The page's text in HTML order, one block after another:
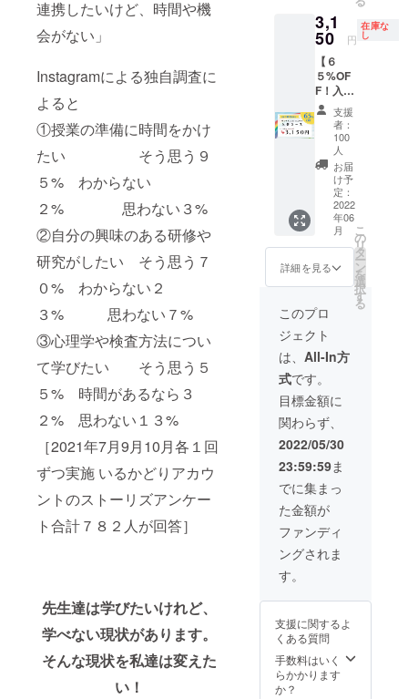
連携したいけど、時間や機
会がない」
Instagramによる独自調査に
よると
①授業の準備に時間をかけ
たい そう思う９
５% わからない
２% 思わない３%
②自分の興味のある研修や
研究がしたい そう思う７
０% わからない２
３% 思わない７%
③心理学や検査方法につい
て学びたい そう思う５
５% 時間があるなら３
２% 思わない１３%
［2021年7月9月10月各１回
ずつ実施 いるかどりアカウ
ントのストーリズアンケー
ト合計７８２人が回答］
先生達は学びたいけれど、
学べない現状があります。
そんな現状を私達は変えた
い！
ルを送
付しま
す。
【確認
事項】
■入会登
録〜承
認後か
らコ
ミュニ
ティを
活用で
きま
す。
（入会
2022年
6月1
日〜6月
12日）
3000円
がかか
す。 ②
心を込
めたお
礼メー
ルをご
送付
【提供
方法】
①メー
ルにて
入会専
用URL
を送信
す。 ②
メール
礼メー
ルを送
付しま
す。
事項】
■入会登
録〜承
認後か
らコ
ミュニ
ティを
活用で
きま
す。
（入会
手続き
期限
日〜6月
12日）
ていき
ます。
→掲載
期間２
０２２
年６月
中旬〜
２０２
３年３
月３１
日まで
②心を
込めた
お礼
メール
をご送
付 ③空
に架か
ル １
セット
を１
センチ
以内の
円形 ④
空に架
かる橋
ター
A4サイ
方形ポ
スター
枚 ⑤い
ン色紙
１
枚 １
５セン
チ以内
の正方
3,1
50 円
在庫な
し
【６
５%OF
F！入会
コー
ス】 先
着１０
０名６
５%OF
F！ ①
先行入
会で必
ず入会
可能 ★
空に架
かる橋
ミュニ
約３ヶ
月間
（9000
円
→3150
円）で
活用で
きま
※2022
年6月
&7月&8
月
※2022
年9月1
日から
がかか
りま
す。 ②
心を込
めたお
礼メー
支援
者：
100
人
お届
け予
定：
2022
年06
月
詳細を見る
こ
の
リ
タ
ー
ン
を
選
択
す
る
このプロ
ジェクト
は、 All-In方
式です。
目標金額に
関わらず、
2022/05/30
23:59:59ま
でに集まっ
た金額が
ファンディ
ングされま
す。
支援に関するよ
くある質問
手数料はいく
らかかります
か？